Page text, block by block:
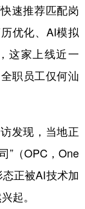
汽车
数字经济
溯源中国
会展
上市公司
速推荐匹配岗
优化、AI模拟
这家上线近一
职员工仅何汕
发现，当地正
”（OPC，One
正被AI技术加
起。